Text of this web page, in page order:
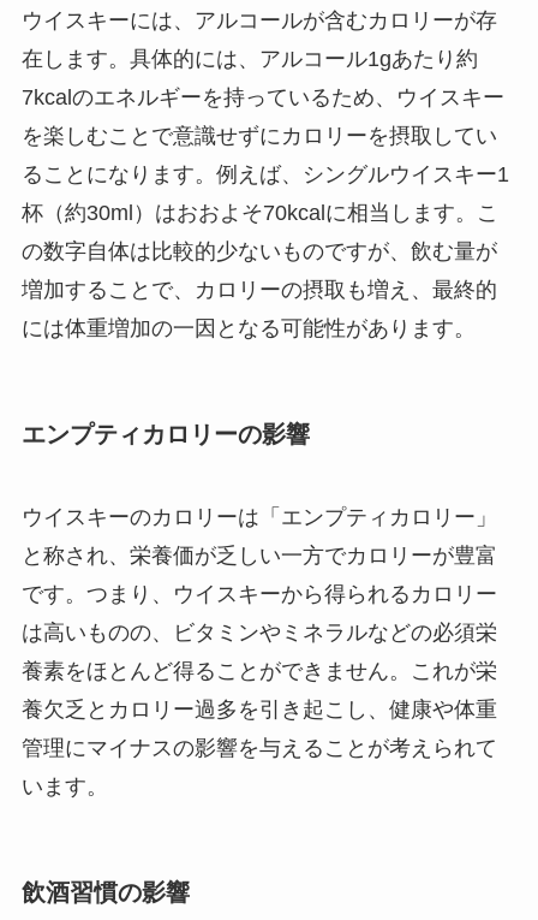
ウイスキーには、アルコールが含むカロリーが存
在します。具体的には、アルコール1gあたり約
7kcalのエネルギーを持っているため、ウイスキー
を楽しむことで意識せずにカロリーを摂取してい
ることになります。例えば、シングルウイスキー1
杯（約30ml）はおおよそ70kcalに相当します。こ
の数字自体は比較的少ないものですが、飲む量が
増加することで、カロリーの摂取も増え、最終的
には体重増加の一因となる可能性があります。
エンプティカロリーの影響
ウイスキーのカロリーは「エンプティカロリー」
と称され、栄養価が乏しい一方でカロリーが豊富
です。つまり、ウイスキーから得られるカロリー
は高いものの、ビタミンやミネラルなどの必須栄
養素をほとんど得ることができません。これが栄
養欠乏とカロリー過多を引き起こし、健康や体重
管理にマイナスの影響を与えることが考えられて
います。
飲酒習慣の影響